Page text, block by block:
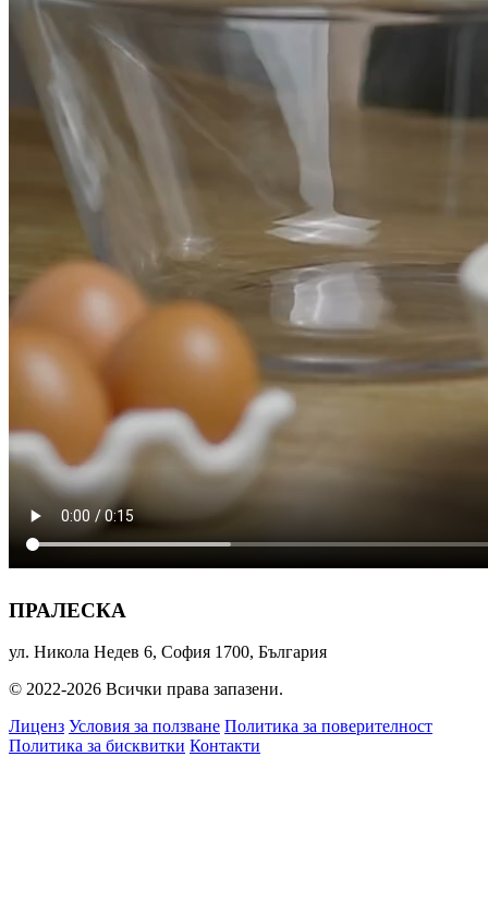
ПРАЛЕСКА
ул. Никола Недев 6, София 1700, България
© 2022-2026 Всички права запазени.
Лиценз Условия за ползване Политика за поверителност
Политика за бисквитки Контакти